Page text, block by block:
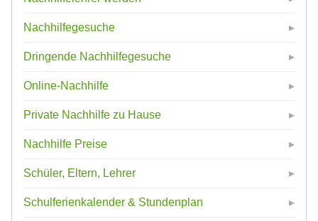
Nachhilfegesuche
Dringende Nachhilfegesuche
Online-Nachhilfe
Private Nachhilfe zu Hause
Nachhilfe Preise
Schüler, Eltern, Lehrer
Schulferienkalender & Stundenplan